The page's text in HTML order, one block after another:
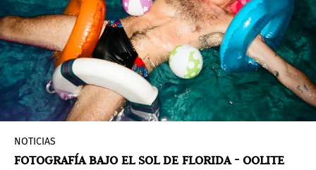
NOTICIAS
FOTOGRAFÍA BAJO EL SOL DE FLORIDA - OOLITE